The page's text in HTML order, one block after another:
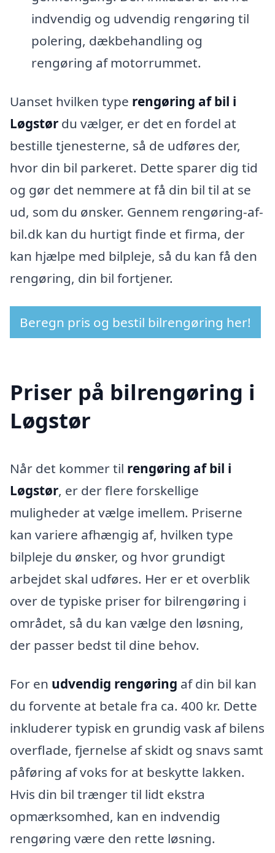
indvendig og udvendig rengøring til
polering, dækbehandling og
rengøring af motorrummet.
Uanset hvilken type rengøring af bil i
Løgstør du vælger, er det en fordel at
bestille tjenesterne, så de udføres der,
hvor din bil parkeret. Dette sparer dig tid
og gør det nemmere at få din bil til at se
ud, som du ønsker. Gennem rengøring-af-
bil.dk kan du hurtigt finde et firma, der
kan hjælpe med bilpleje, så du kan få den
rengøring, din bil fortjener.
Beregn pris og bestil bilrengøring her!
Priser på bilrengøring i
Løgstør
Når det kommer til rengøring af bil i
Løgstør, er der flere forskellige
muligheder at vælge imellem. Priserne
kan variere afhængig af, hvilken type
bilpleje du ønsker, og hvor grundigt
arbejdet skal udføres. Her er et overblik
over de typiske priser for bilrengøring i
området, så du kan vælge den løsning,
der passer bedst til dine behov.
For en udvendig rengøring af din bil kan
du forvente at betale fra ca. 400 kr. Dette
inkluderer typisk en grundig vask af bilens
overflade, fjernelse af skidt og snavs samt
påføring af voks for at beskytte lakken.
Hvis din bil trænger til lidt ekstra
opmærksomhed, kan en indvendig
rengøring være den rette løsning.